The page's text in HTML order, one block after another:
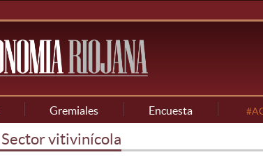
Gremiales Encuesta
Sector vitivinícola